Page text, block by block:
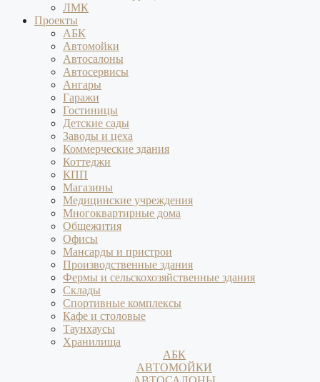
ЛМК
Проекты
АБК
Автомойки
Автосалоны
Автосервисы
Ангары
Гаражи
Гостиницы
Детские сады
Заводы и цеха
Коммерческие здания
Коттеджи
КПП
Магазины
Медицинские учреждения
Многоквартирные дома
Общежития
Офисы
Мансарды и пристрои
Производственные здания
Фермы и сельскохозяйственные здания
Склады
Спортивные комплексы
Кафе и столовые
Таунхаусы
Хранилища
АБК
АВТОМОЙКИ